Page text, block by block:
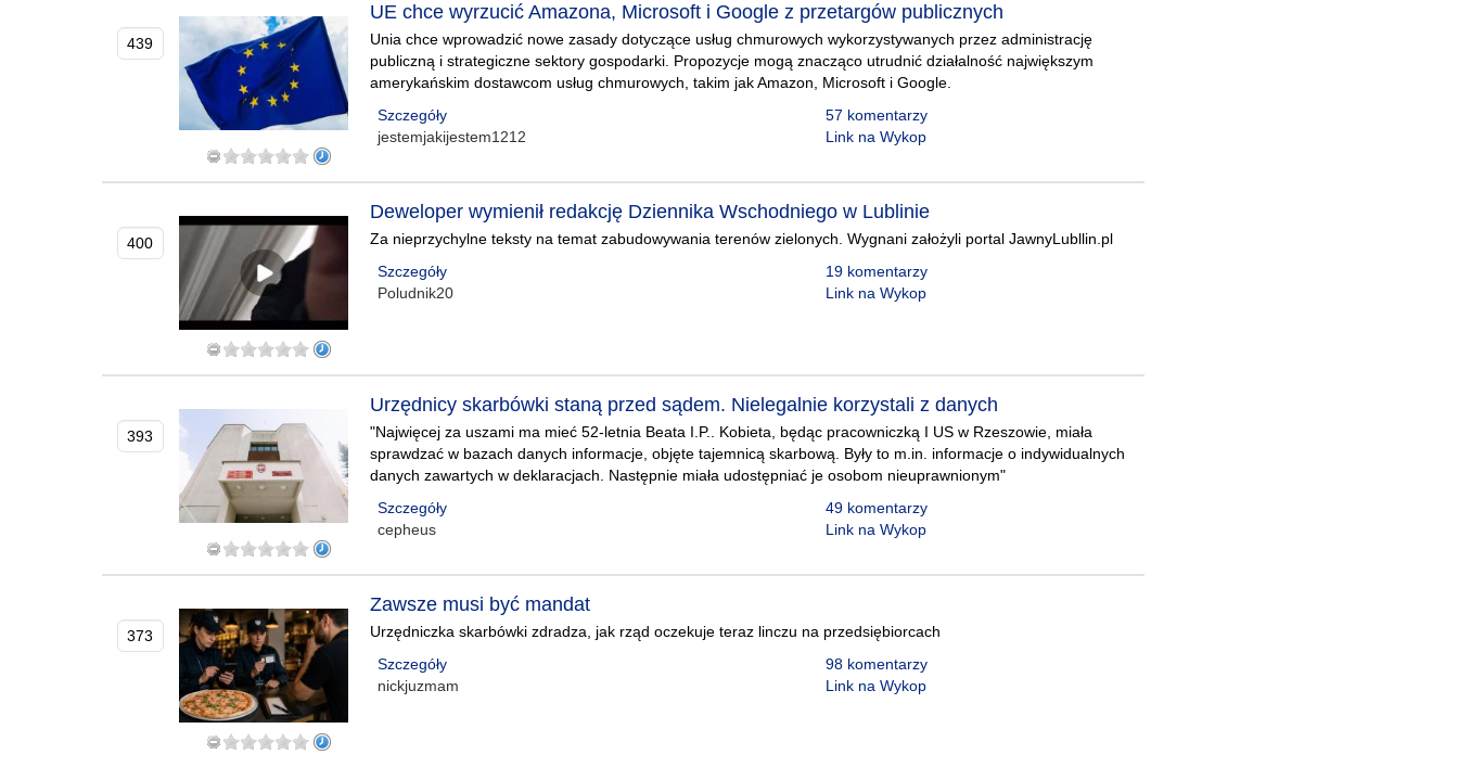
439
UE chce wyrzucić Amazona, Microsoft i Google z przetargów publicznych
Unia chce wprowadzić nowe zasady dotyczące usług chmurowych wykorzystywanych przez administrację
publiczną i strategiczne sektory gospodarki. Propozycje mogą znacząco utrudnić działalność największym
amerykańskim dostawcom usług chmurowych, takim jak Amazon, Microsoft i Google.
Szczegóły
jestemjakijestem1212
57 komentarzy
Link na Wykop
400
Deweloper wymienił redakcję Dziennika Wschodniego w Lublinie
Za nieprzychylne teksty na temat zabudowywania terenów zielonych. Wygnani założyli portal JawnyLubllin.pl
Szczegóły
Poludnik20
19 komentarzy
Link na Wykop
393
Urzędnicy skarbówki staną przed sądem. Nielegalnie korzystali z danych
"Najwięcej za uszami ma mieć 52-letnia Beata I.P.. Kobieta, będąc pracowniczką I US w Rzeszowie, miała
sprawdzać w bazach danych informacje, objęte tajemnicą skarbową. Były to m.in. informacje o indywidualnych
danych zawartych w deklaracjach. Następnie miała udostępniać je osobom nieuprawnionym"
Szczegóły
cepheus
49 komentarzy
Link na Wykop
373
Zawsze musi być mandat
Urzędniczka skarbówki zdradza, jak rząd oczekuje teraz linczu na przedsiębiorcach
Szczegóły
nickjuzmam
98 komentarzy
Link na Wykop